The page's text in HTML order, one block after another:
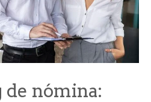
nómina: